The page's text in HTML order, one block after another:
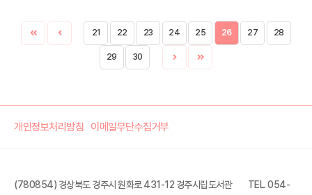
21 22 23 24 25 26 27 28
29 30
개인정보처리방침 이메일무단수집거부
(780854) 경상북도 경주시 원화로 431-12 경주시립도서관 TEL. 054-